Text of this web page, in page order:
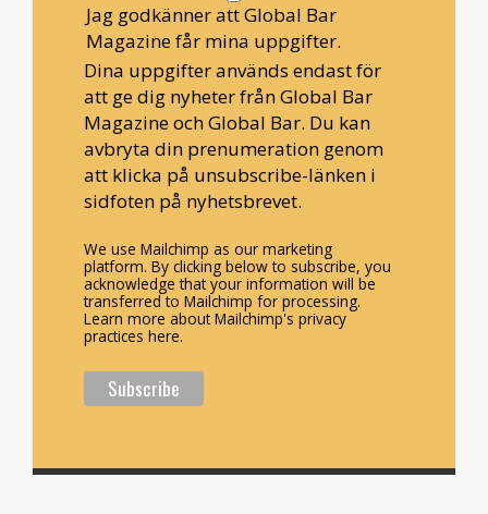
Jag godkänner att Global Bar
Magazine får mina uppgifter.
Dina uppgifter används endast för
att ge dig nyheter från Global Bar
Magazine och Global Bar. Du kan
avbryta din prenumeration genom
att klicka på unsubscribe-länken i
sidfoten på nyhetsbrevet.
We use Mailchimp as our marketing
platform. By clicking below to subscribe, you
acknowledge that your information will be
transferred to Mailchimp for processing.
Learn more about Mailchimp's privacy
practices here.